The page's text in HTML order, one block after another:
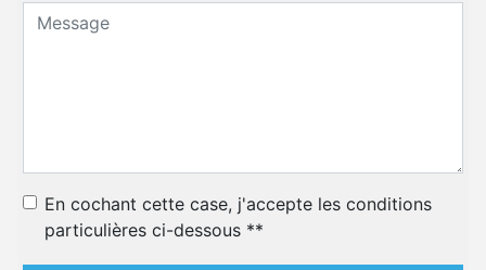
En cochant cette case, j'accepte les conditions
particulières ci-dessous **